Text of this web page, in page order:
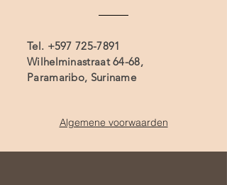
Tel. +597 725-7891
Wilhelminastraat 64-68,
Paramaribo, Suriname
Algemene voorwaarden